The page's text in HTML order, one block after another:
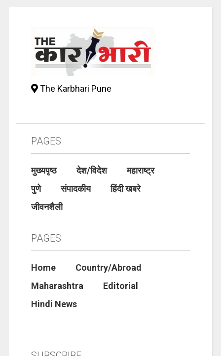
The Karbhari Pune
PAGES
मुख्यपृष्ठ देश/विदेश
महाराष्ट्र
पुणे
संपादकीय
हिंदी खबरे
जीवनशैली
PAGES
Home
Country/Abroad
Maharashtra
Editorial
Hindi News